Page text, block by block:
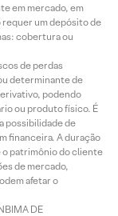
em mercado, em
requer um depósito de
cobertura ou
de perdas
determinante de
podendo
ou produto físico. É
possibilidade de
financeira. A duração
o patrimônio do cliente
de mercado,
afetar o
DE